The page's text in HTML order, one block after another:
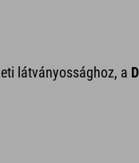
látványossághoz, a